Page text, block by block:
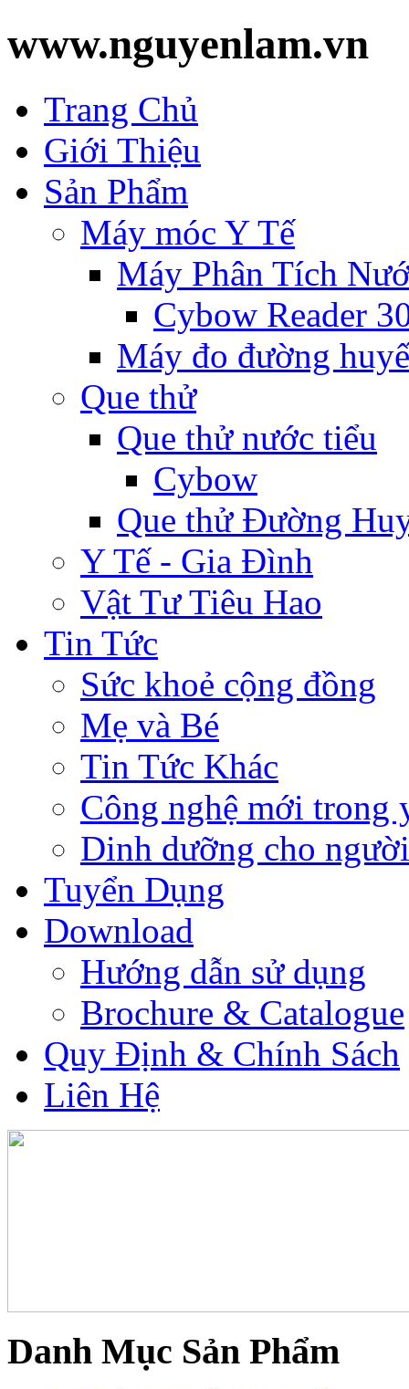
www.nguyenlam.vn
Trang Chủ
Giới Thiệu
Sản Phẩm
Máy móc Y Tế
Máy Phân Tích
Cybow Reader
Máy đo đường
Que thử
Que thử nước tiểu
Cybow
Que thử Đường
Y Tế - Gia Đình
Vật Tư Tiêu Hao
Tin Tức
Sức khoẻ cộng đồng
Mẹ và Bé
Tin Tức Khác
Công nghệ mới trong
Dinh dưỡng cho
Tuyển Dụng
Download
Hướng dẫn sử dụng
Brochure & Catalogue
Quy Định & Chính Sách
Liên Hệ
Danh Mục Sản Phẩm